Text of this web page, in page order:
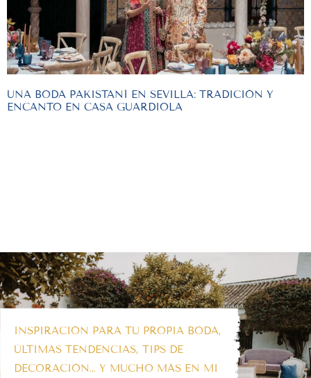
UNA BODA PAKISTANÍ EN SEVILLA: TRADICIÓN Y
ENCANTO EN CASA GUARDIOLA
INSPIRACIÓN PARA TU PROPIA BODA,
ÚLTIMAS TENDENCIAS, TIPS DE
DECORACIÓN… Y MUCHO MÁS EN MI